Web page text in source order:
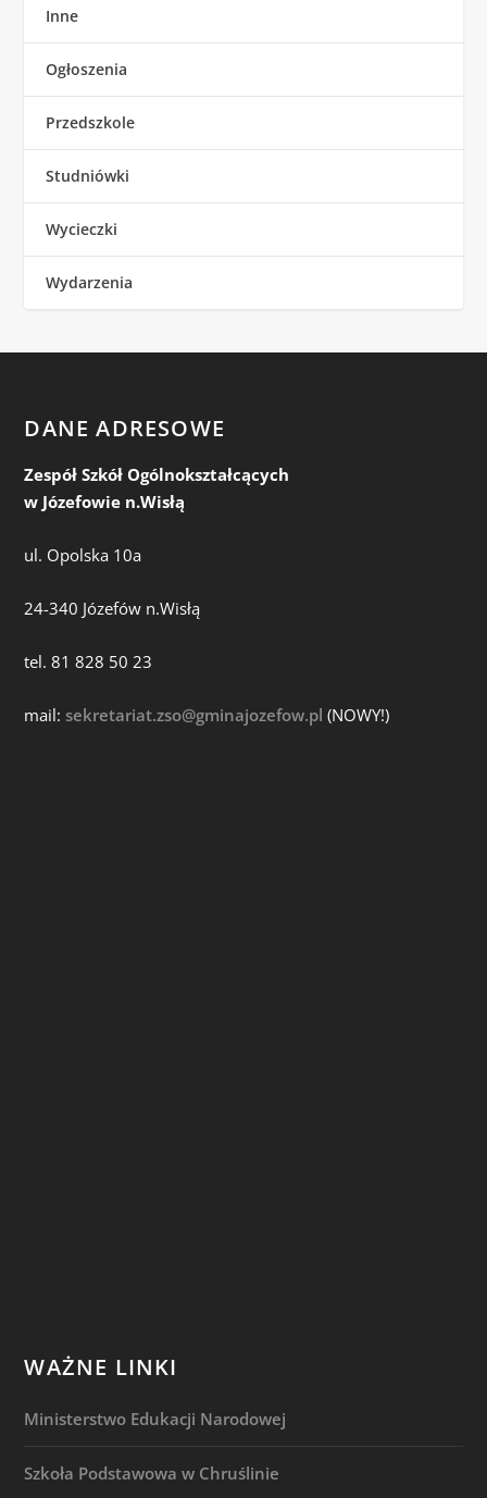
Inne
Ogłoszenia
Przedszkole
Studniówki
Wycieczki
Wydarzenia
DANE ADRESOWE
Zespół Szkół Ogólnokształcących
w Józefowie n.Wisłą
ul. Opolska 10a
24-340 Józefów n.Wisłą
tel. 81 828 50 23
mail:sekretariat.zso@gminajozefow.pl (NOWY!)
WAŻNE LINKI
Ministerstwo Edukacji Narodowej
Szkoła Podstawowa w Chruślinie